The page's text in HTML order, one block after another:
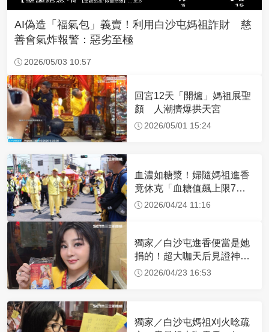
AI偽造「福氣包」義賣！利用白沙屯媽祖詐財 慈
善會氣炸報警：惡劣至極
2026/05/03 10:57
回宮12天「開爐」媽祖展聖
顏 人潮擠爆拱天宮
2026/05/01 15:24
血濃如糖漿！婦隨媽祖進香
竟休克「血糖值飆上限7
倍」 醫曝原因
2026/04/24 11:16
獨家／白沙屯進香便當是她
捐的！超大咖天后見證神
蹟 一靠近媽祖就爆哭
2026/04/23 16:53
獨家／白沙屯媽祖刈火唸疏